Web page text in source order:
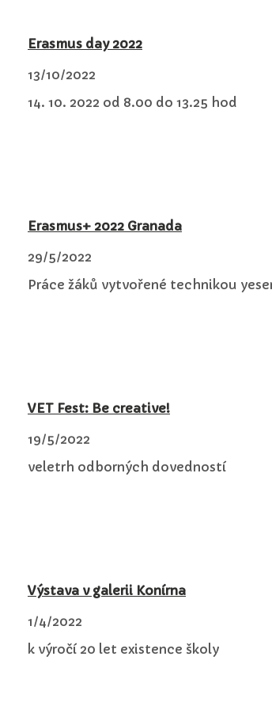
Erasmus day 2022
13/10/2022
14. 10. 2022 od 8.00 do 13.25 hod
Erasmus+ 2022 Granada
29/5/2022
Práce žáků vytvořené technikou
VET Fest: Be creative!
19/5/2022
veletrh odborných dovedností
Výstava v galerii Konírna
1/4/2022
k výročí 20 let existence školy